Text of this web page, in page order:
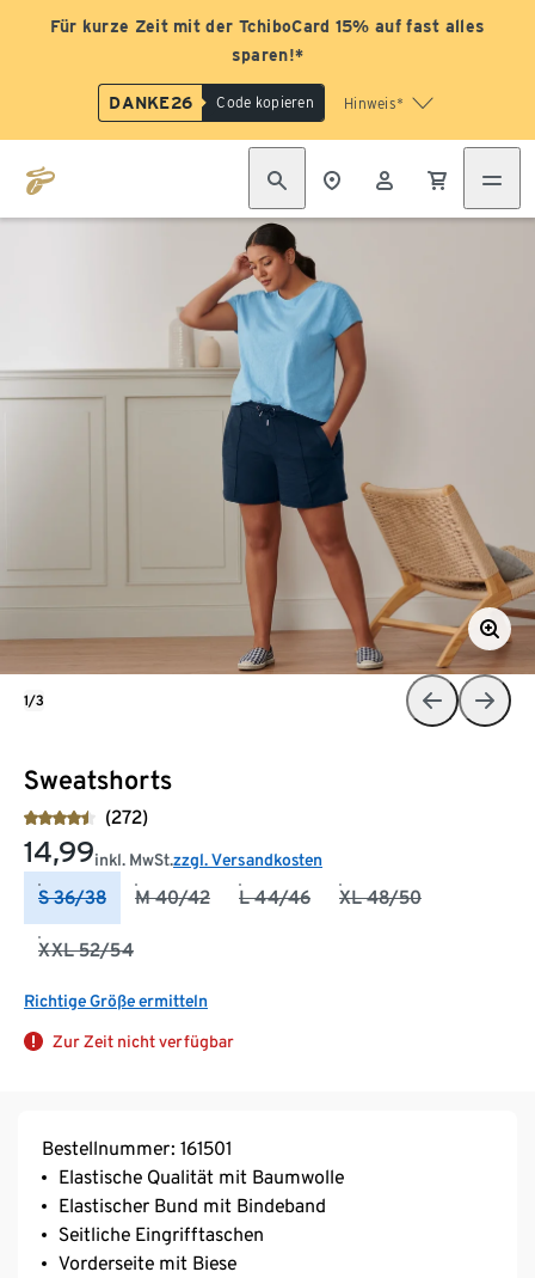
Für kurze Zeit mit der TchiboCard 15% auf fast alles
sparen!*
DANKE26 Code kopieren Hinweis*
Sweatshorts
(272)
14,99inkl. MwSt.zzgl. Versandkosten
S 36/38 M 40/42 L 44/46 XL 48/50
XXL 52/54
Richtige Größe ermitteln
Zur Zeit nicht verfügbar
1/3
Bestellnummer: 161501
Elastische Qualität mit Baumwolle
Elastischer Bund mit Bindeband
Seitliche Eingrifftaschen
Vorderseite mit Biese